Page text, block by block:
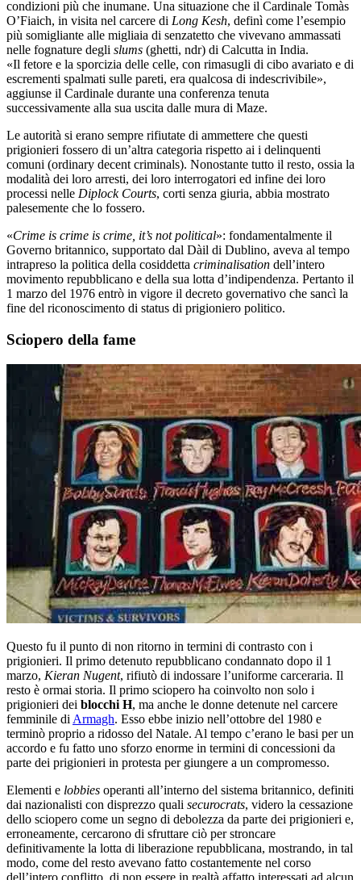
condizioni più che inumane. Una situazione che il Cardinale Tomàs
O’Fiaich, in visita nel carcere di Long Kesh, definì come l’esempio
più somigliante alle migliaia di senzatetto che vivevano ammassati
nelle fognature degli slums (ghetti, ndr) di Calcutta in India.
«Il fetore e la sporcizia delle celle, con rimasugli di cibo avariato e di
escrementi spalmati sulle pareti, era qualcosa di indescrivibile»,
aggiunse il Cardinale durante una conferenza tenuta
successivamente alla sua uscita dalle mura di Maze.
Le autorità si erano sempre rifiutate di ammettere che questi
prigionieri fossero di un’altra categoria rispetto ai i delinquenti
comuni (ordinary decent criminals). Nonostante tutto il resto, ossia la
modalità dei loro arresti, dei loro interrogatori ed infine dei loro
processi nelle Diplock Courts, corti senza giuria, abbia mostrato
palesemente che lo fossero.
«Crime is crime is crime, it’s not political»: fondamentalmente il
Governo britannico, supportato dal Dàil di Dublino, aveva al tempo
intrapreso la politica della cosiddetta criminalisation dell’intero
movimento repubblicano e della sua lotta d’indipendenza. Pertanto il
1 marzo del 1976 entrò in vigore il decreto governativo che sancì la
fine del riconoscimento di status di prigioniero politico.
Sciopero della fame
Questo fu il punto di non ritorno in termini di contrasto con i
prigionieri. Il primo detenuto repubblicano condannato dopo il 1
marzo, Kieran Nugent, rifiutò di indossare l’uniforme carceraria. Il
resto è ormai storia. Il primo sciopero ha coinvolto non solo i
prigionieri dei blocchi H, ma anche le donne detenute nel carcere
femminile di Armagh. Esso ebbe inizio nell’ottobre del 1980 e
terminò proprio a ridosso del Natale. Al tempo c’erano le basi per un
accordo e fu fatto uno sforzo enorme in termini di concessioni da
parte dei prigionieri in protesta per giungere a un compromesso.
Elementi e lobbies operanti all’interno del sistema britannico, definiti
dai nazionalisti con disprezzo quali securocrats, videro la cessazione
dello sciopero come un segno di debolezza da parte dei prigionieri e,
erroneamente, cercarono di sfruttare ciò per stroncare
definitivamente la lotta di liberazione repubblicana, mostrando, in tal
modo, come del resto avevano fatto costantemente nel corso
dell’intero conflitto, di non essere in realtà affatto interessati ad alcun